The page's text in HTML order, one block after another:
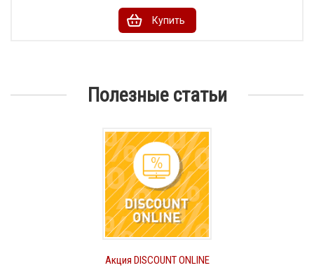
Купить
Полезные статьи
Акция DISCOUNT ONLINE